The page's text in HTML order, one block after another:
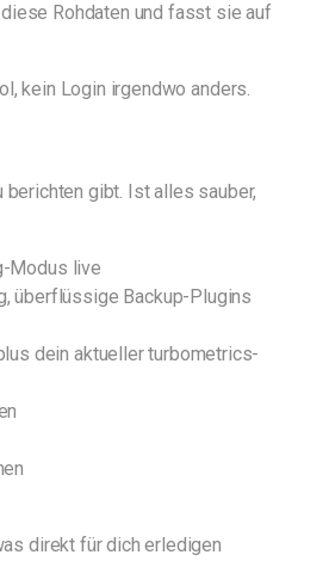
Rohdaten und fasst sie auf
kein Login irgendwo anders.
gibt. Ist alles sauber,
Modus live
überflüssige Backup-Plugins
dein aktueller turbometrics-
direkt für dich erledigen